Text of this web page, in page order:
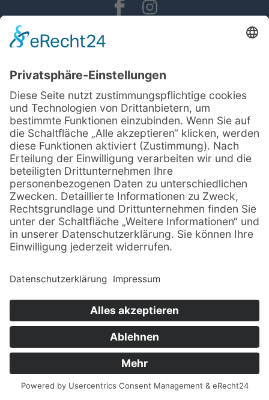
Dorfstraße 26
22113 Oststeinbek (Hamburg)
Standort Braunschweig
Confiniti GmbH
Inhoffenstraße 7
38124 Braunschweig
T. +49 531 88617-470
F. +49 531 88617-471
E. info@confiniti.de
HOME
LEISTUNGEN
KONTAKT
© 2026 Confiniti GmbH – Alle Rechte vorbehalten